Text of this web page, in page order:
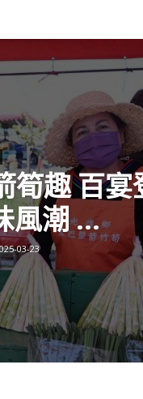
筍趣 百宴
風潮 ...
03-23